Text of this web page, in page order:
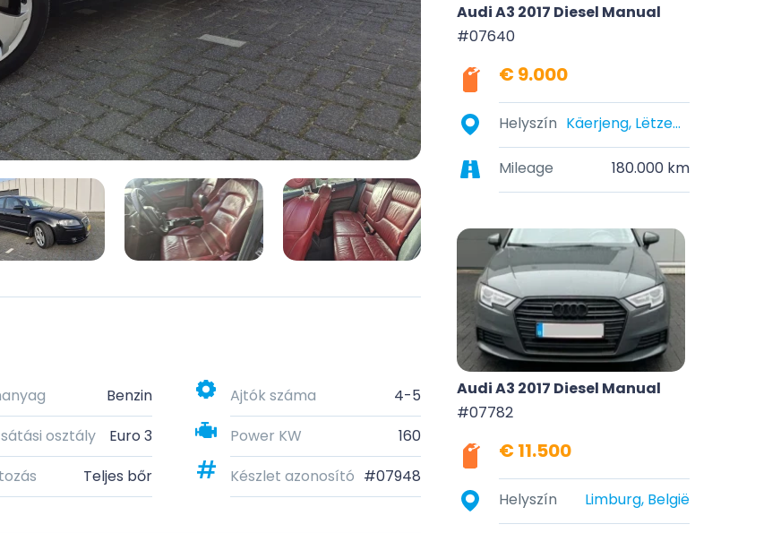
Benzin Ajtók száma
4-5
osztály Euro 3 Power KW
160
Teljes bőr Készlet azonosító #07948
Audi A3 2017 Diesel Manual
#07640
€ 9.000
Helyszín Käerjeng, Lëtzebuerg
Mileage 180.000 km
Audi A3 2017 Diesel Manual
#07782
€ 11.500
Helyszín Limburg, België